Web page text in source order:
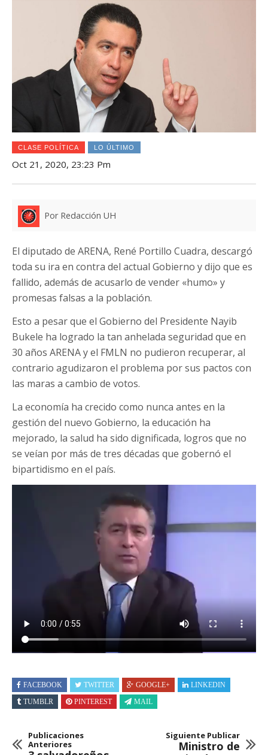
CLASE POLÍTICA LO ÚLTIMO
Oct 21, 2020, 23:23 Pm
Por Redacción UH
El diputado de ARENA, René Portillo Cuadra, descargó
toda su ira en contra del actual Gobierno y dijo que es
fallido, además de acusarlo de vender «humo» y
promesas falsas a la población.
Esto a pesar que el Gobierno del Presidente Nayib
Bukele ha logrado la tan anhelada seguridad que en
30 años ARENA y el FMLN no pudieron recuperar, al
contrario agudizaron el problema por sus pactos con
las maras a cambio de votos.
La economía ha crecido como nunca antes en la
gestión del nuevo Gobierno, la educación ha
mejorado, la salud ha sido dignificada, logros que no
se veían por más de tres décadas que gobernó el
bipartidismo en el país.
FACEBOOK TWITTER GOOGLE+
LINKEDIN
TUMBLR
PINTEREST MAIL
Publicaciones
Anteriores
Siguiente Publicar
Ministro de